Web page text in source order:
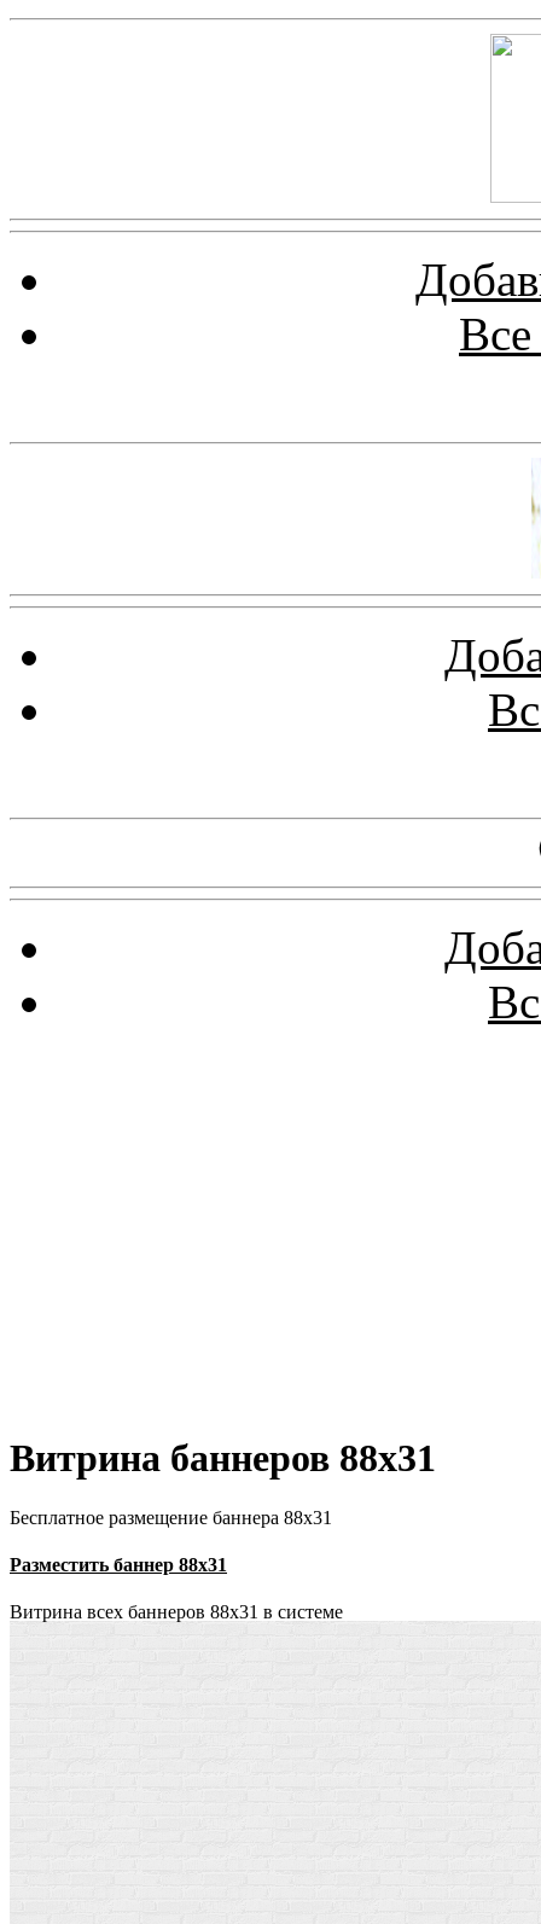
Витрина баннеров 88x31
Бесплатное размещение баннера 88х31
Разместить баннер 88х31
Витрина всех баннеров 88x31 в системе